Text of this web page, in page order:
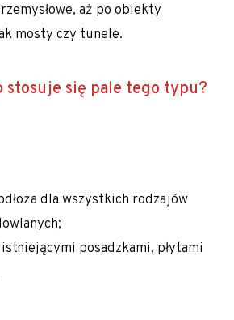
aż po obiekty
mosty czy tunele.
stosuje się pale tego typu?
dla wszystkich rodzajów
posadzkami, płytami